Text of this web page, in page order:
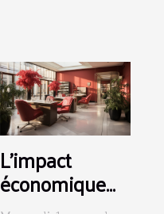
L'impact
économique